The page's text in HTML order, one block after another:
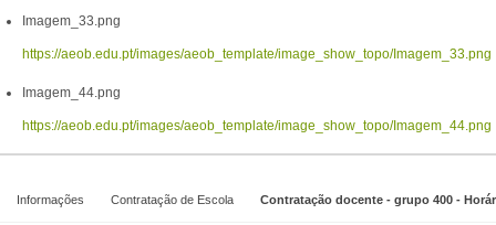
Imagem_33.png
https://aeob.edu.pt/images/aeob_template/image_show_topo/Imagem_33.png
Imagem_44.png
https://aeob.edu.pt/images/aeob_template/image_show_topo/Imagem_44.png
Informações Contratação de Escola Contratação docente - grupo 400 -